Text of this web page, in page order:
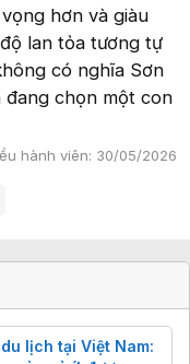
hơn và giàu
lan tỏa tương tự
có nghĩa Sơn
đang chọn một con
hành viên: 30/05/2026
lịch tại Việt Nam: